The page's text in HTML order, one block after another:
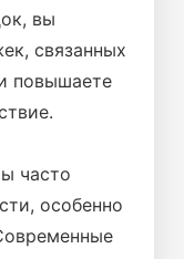
вы
связанных
повышаете
часто
особенно